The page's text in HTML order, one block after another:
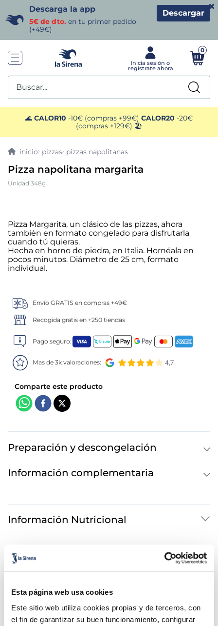
Esta página web usa cookies
Este sitio web utiliza cookies propias y de terceros, con
el fin de garantizar su buen funcionamiento, configurar
Descarga la app
5€ de dto. en tu primer pedido
(+49€)
Descargar
×
0
Buscar...
🌊 CALOR10 -10€ (compras +99€) CALOR20 -20€
(compras +129€) 🏖️
pizzas pizzas napolitanas
Pizza napolitana margarita
Unidad 348g
Pizza Margarita, un clásico de las pizzas, ahora
también en formato congelado para disfrutarla
cuando tú quieras.
Hecha en horno de piedra, en Italia. Hornéala en
pocos minutos. Diámetro de 25 cm, formato
individual.
Envío GRATIS en compras +49€
Recogida gratis en +250 tiendas
Pago seguro:
Mas de 3k valoraciones:
Preparación y descongelación
Información complementaria
Información Nutricional
También te puede interesar...
TÉRMINOS MÁS BUSCADOS
1. helados sirena
3 patatas
5. verduras
6. croquetas
8. gambon
10. pollo